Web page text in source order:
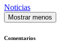
Noticias
Mostrar menos
Comentarios